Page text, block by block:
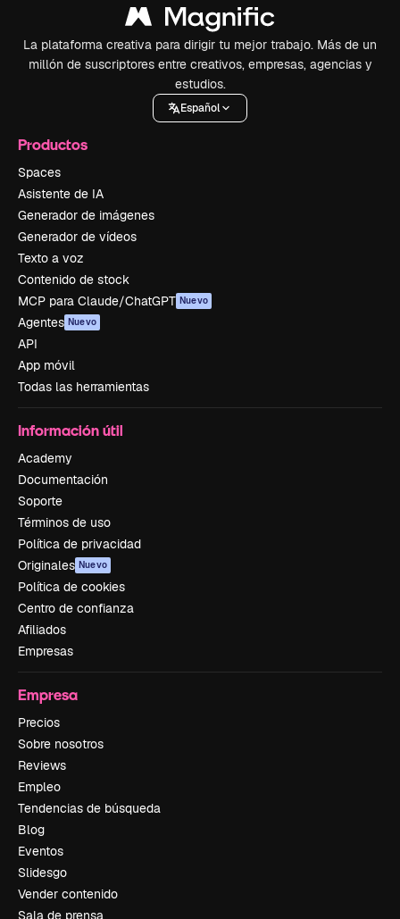
La plataforma creativa para dirigir tu mejor trabajo. Más de un
millón de suscriptores entre creativos, empresas, agencias y
estudios.
Español
Productos
Spaces
Asistente de IA
Generador de imágenes
Generador de vídeos
Texto a voz
Contenido de stock
MCP para Claude/ChatGPT Nuevo
Agentes Nuevo
API
App móvil
Todas las herramientas
Información útil
Academy
Documentación
Soporte
Términos de uso
Política de privacidad
Originales Nuevo
Política de cookies
Centro de confianza
Afiliados
Empresas
Empresa
Precios
Sobre nosotros
Reviews
Empleo
Tendencias de búsqueda
Blog
Eventos
Slidesgo
Vender contenido
Sala de prensa